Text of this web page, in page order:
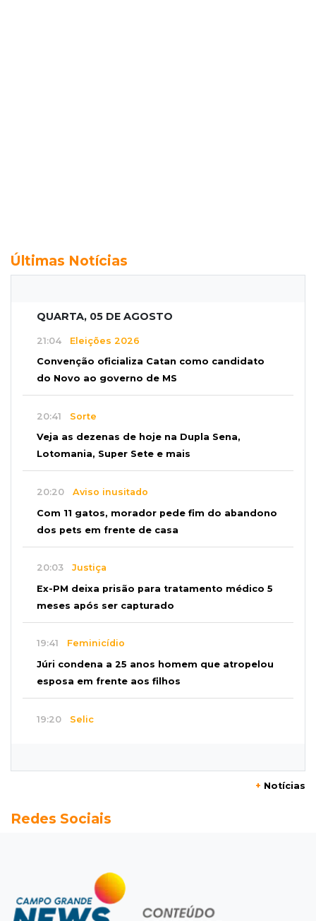
Últimas Notícias
QUARTA, 05 DE AGOSTO
21:04 Eleições 2026
Convenção oficializa Catan como candidato
do Novo ao governo de MS
20:41 Sorte
Veja as dezenas de hoje na Dupla Sena,
Lotomania, Super Sete e mais
20:20 Aviso inusitado
Com 11 gatos, morador pede fim do abandono
dos pets em frente de casa
20:03 Justiça
Ex-PM deixa prisão para tratamento médico 5
meses após ser capturado
19:41 Feminicídio
Júri condena a 25 anos homem que atropelou
esposa em frente aos filhos
19:20 Selic
Dólar comercial fecha cotado a R$ 5,12 com
Ensino Médio melhora nas maiores cidades do
Estado, mas aprendizagem recua
+ Notícias
Redes Sociais